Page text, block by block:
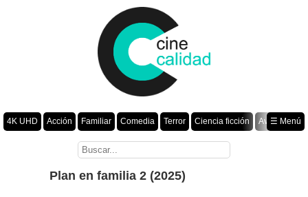
4K UHD Acción Familiar Comedia Terror Ciencia ficción
Aventura
Romance Fantasía Drama Animación Crimen
☰ Menú
Plan en familia 2 (2025)